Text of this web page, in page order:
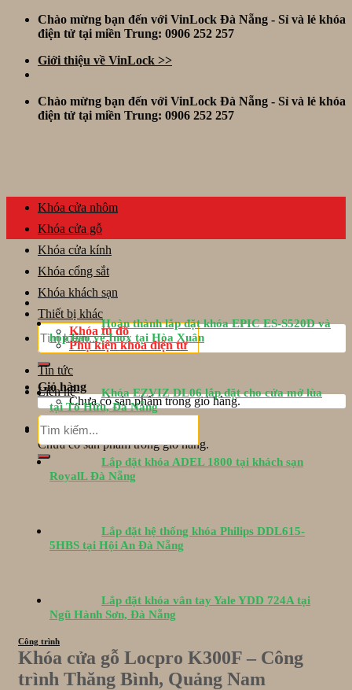
Skip
Chào mừng bạn đến với VinLock Đà Nẵng - Sỉ và lẻ khóa
điện tử tại miền Trung: 0906 252 257
Giới thiệu về VinLock >>
Chào mừng bạn đến với VinLock Đà Nẵng - Sỉ và lẻ khóa
điện tử tại miền Trung: 0906 252 257
Tìm
kiếm:
Giỏ hàng
Chưa có sản phẩm trong giỏ hàng.
Giỏ hàng
Chưa có sản phẩm trong giỏ hàng.
Khóa cửa nhôm
Khóa cửa gỗ
Khóa cửa kính
Khóa cổng sắt
Khóa khách sạn
Thiết bị khác
Khóa tủ đồ
Phụ kiện khóa điện tử
Tin tức
Liên hệ
Tìm
kiếm:
Hoàn thành lắp đặt khóa EPIC ES-S520D và
hộp bảo vệ Inox tại Hòa Xuân
Khóa EZVIZ DL06 lắp đặt cho cửa mở lùa
tại Tố Hữu, Đà Nẵng
Lắp đặt khóa ADEL 1800 tại khách sạn
RoyalL Đà Nẵng
Lắp đặt hệ thống khóa Philips DDL615-
5HBS tại Hội An Đà Nẵng
Lắp đặt khóa vân tay Yale YDD 724A tại
Ngũ Hành Sơn, Đà Nẵng
Công trình
Khóa cửa gỗ Locpro K300F – Công
trình Thăng Bình, Quảng Nam